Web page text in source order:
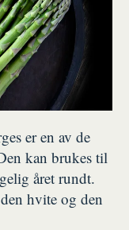
er en av de
kan brukes til
året rundt.
hvite og den